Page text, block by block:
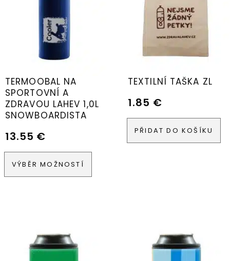
TERMOOBAL NA
SPORTOVNÍ A
ZDRAVOU LAHEV 1,0L
SNOWBOARDISTA
13.55 €
VÝBĚR MOŽNOSTÍ
TEXTILNÍ TAŠKA ZL
1.85 €
PŘIDAT DO KOŠÍKU